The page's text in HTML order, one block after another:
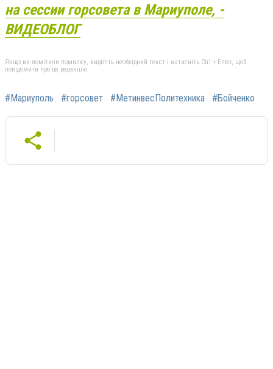
на сессии горсовета в Мариуполе, -
ВИДЕОБЛОГ
Якщо ви помітили помилку, виділіть необхідний текст і натисніть Ctrl + Enter, щоб
повідомити про це редакцію
#Мариуполь #горсовет #МетинвесПолитехника #Бойченко